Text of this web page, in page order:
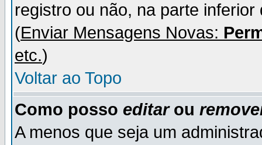
registro ou não, na parte
(Enviar Mensagens Novas:
etc.)
Voltar ao Topo
Como posso editarou
A menos que seja um